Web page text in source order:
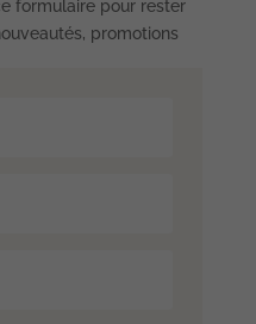
formulaire pour rester
promotions